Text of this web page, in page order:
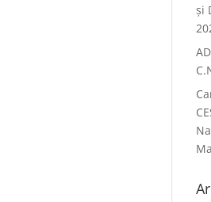
și